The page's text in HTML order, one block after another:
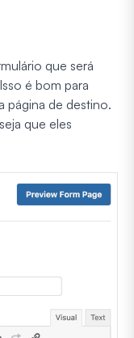
que será
é bom para
página de destino.
que eles